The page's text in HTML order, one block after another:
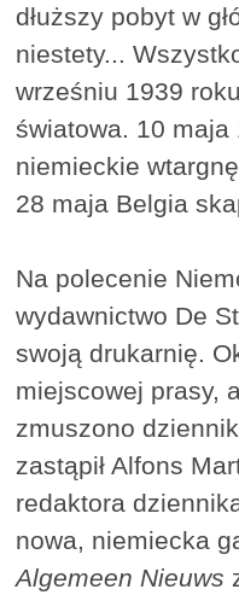
dłuższy pobyt w
niestety...
wrześniu 1939
światowa. 10
niemieckie
28 maja Belgia
Na polecenie
wydawnictwo De
swoją drukarnię.
miejscowej prasy,
zmuszono
zastąpił Alfons
redaktora
nowa, niemiecka
Algemeen Nieuws